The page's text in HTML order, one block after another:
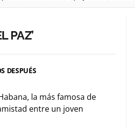
PAZ’
DESPUÉS
la más famosa de
entre un joven